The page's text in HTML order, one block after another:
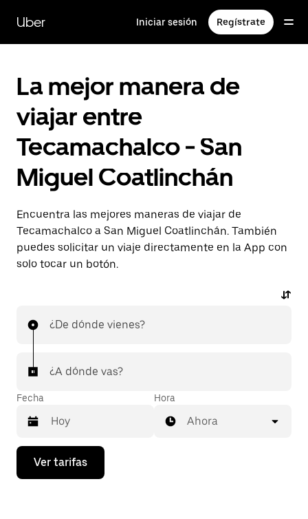
contenido
principal
Uber Iniciar sesión Regístrate
La mejor manera de
viajar entre
Tecamachalco - San
Miguel Coatlinchán
Encuentra las mejores maneras de viajar de
Tecamachalco a San Miguel Coatlinchán. También
puedes solicitar un viaje directamente en la App con
solo tocar un botón.
¿De dónde vienes?
¿A dónde vas?
Fecha
Presiona
flecha
Hora
Ahora
Ver tarifas